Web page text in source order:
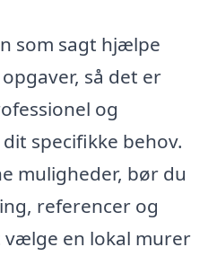
som sagt hjælpe
så det er
og
specifikke behov.
muligheder, bør du
referencer og
en lokal murer